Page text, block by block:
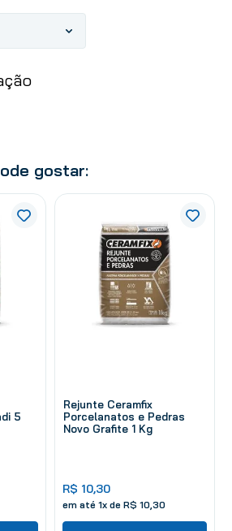
gostar:
5
Rejunte Ceramfix
Porcelanatos e Pedras
Novo Grafite 1 Kg
R$ 10,30
em até 1x de R$ 10 30